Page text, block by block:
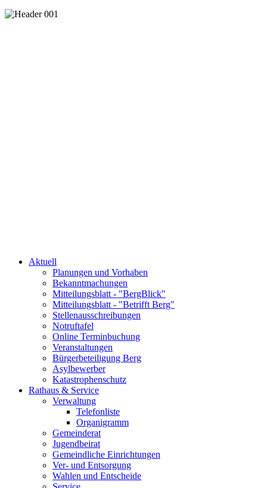
Aktuell
Planungen und Vorhaben
Bekanntmachungen
Mitteilungsblatt - "BergBlick"
Mitteilungsblatt - "Betrifft Berg"
Stellenausschreibungen
Notruftafel
Online Terminbuchung
Veranstaltungen
Bürgerbeteiligung Berg
Asylbewerber
Katastrophenschutz
Rathaus & Service
Verwaltung
Telefonliste
Organigramm
Gemeinderat
Jugendbeirat
Gemeindliche Einrichtungen
Ver- und Entsorgung
Wahlen und Entscheide